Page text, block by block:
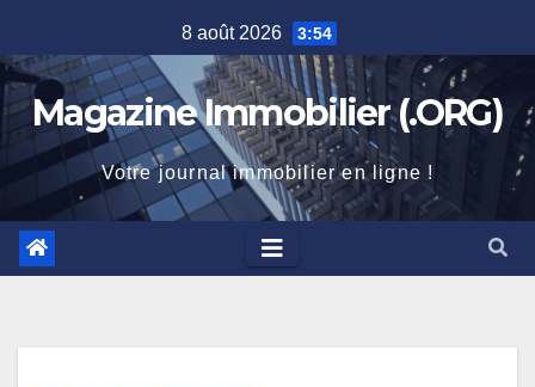
to
content
8 août 2026 3:54
Magazine Immobilier (.ORG)
Votre journal immobilier en ligne !